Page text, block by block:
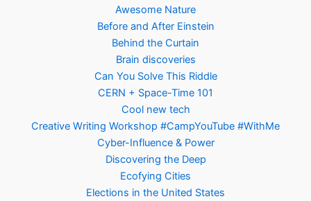
Awesome Nature
Before and After Einstein
Behind the Curtain
Brain discoveries
Can You Solve This Riddle
CERN + Space-Time 101
Cool new tech
Creative Writing Workshop #CampYouTube #WithMe
Cyber-Influence & Power
Discovering the Deep
Ecofying Cities
Elections in the United States